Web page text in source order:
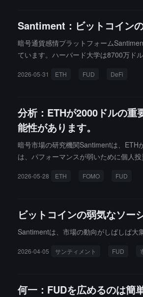
Santiment：ビットコイン
暗号通貨感情プラットフォーム
ています。ハーバード大学は8700万ド
ニック感情が存在するにもかかわらず
めて低いショート比は局所的な底を示
2026-05-31 ETH FUD DeFi
分析：ETHが2000ドルの
能性があります。
暗号市場の研究機関Santimentは、ETH
は、パフォーマンスが弱いために個人
えています。なぜなら、現在の個人投
2026-05-28 ETH FOMO FUD
ビットコインの弱気なソー
Santimentは、市場の動向がしばしば大
2026-04-05 サンティメント FUD
何一：FUDを広めるのは簡